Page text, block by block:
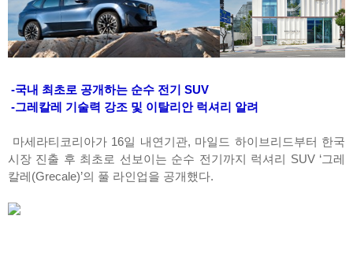
-국내 최초로 공개하는 순수 전기 SUV
-그레칼레 기술력 강조 및 이탈리안 럭셔리 알려
마세라티코리아가 16일 내연기관, 마일드 하이브리드부터 한국
시장 진출 후 최초로 선보이는 순수 전기까지 럭셔리 SUV ‘그레
칼레(Grecale)’의 풀 라인업을 공개했다.